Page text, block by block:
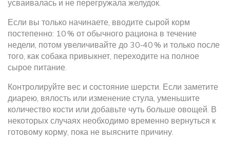
усваивалась и не перегружала желудок.
Если вы только начинаете, вводите сырой корм
постепенно: 10 % от обычного рациона в течение
недели, потом увеличивайте до 30‑40 % и только после
того, как собака привыкнет, переходите на полное
сырое питание.
Контролируйте вес и состояние шерсти. Если заметите
диарею, вялость или изменение стула, уменьшите
количество кости или добавьте чуть больше овощей. В
некоторых случаях необходимо временно вернуться к
готовому корму, пока не выясните причину.